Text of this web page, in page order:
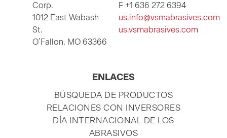
Corp.
1012 East Wabash
St.
O’Fallon, MO 63366
F +1 636 272 6394
us.info@vsmabrasives.com
us.vsmabrasives.com
ENLACES
SALTAR
NAVEGACIÓN
BÚSQUEDA DE PRODUCTOS
RELACIONES CON INVERSORES
DÍA INTERNACIONAL DE LOS
ABRASIVOS